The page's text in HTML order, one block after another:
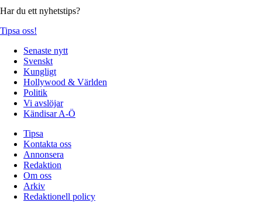
Har du ett nyhetstips?
Tipsa oss!
Senaste nytt
Svenskt
Kungligt
Hollywood & Världen
Politik
Vi avslöjar
Kändisar A-Ö
Tipsa
Kontakta oss
Annonsera
Redaktion
Om oss
Arkiv
Redaktionell policy